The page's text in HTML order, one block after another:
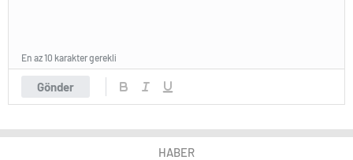
Gönder
En az 10 karakter gerekli
HABER